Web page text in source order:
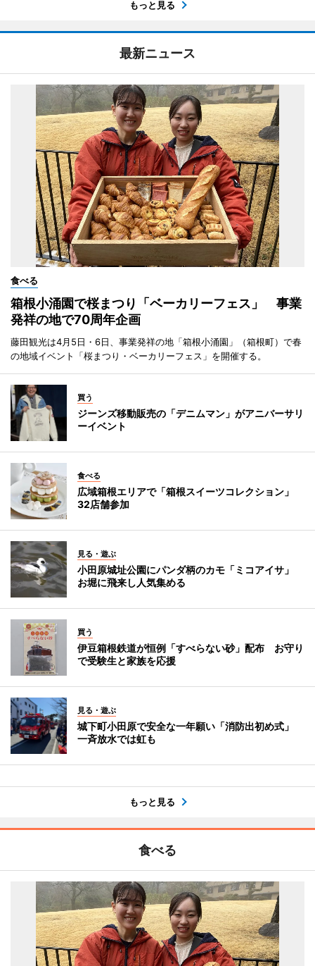
もっと見る
最新ニュース
食べる
箱根小涌園で桜まつり「ベーカリーフェス」 事業
発祥の地で70周年企画
藤田観光は4月5日・6日、事業発祥の地「箱根小涌園」（箱根町）で春
の地域イベント「桜まつり・ベーカリーフェス」を開催する。
買う
ジーンズ移動販売の「デニムマン」がアニバーサリ
ーイベント
食べる
広域箱根エリアで「箱根スイーツコレクション」
32店舗参加
見る・遊ぶ
小田原城址公園にパンダ柄のカモ「ミコアイサ」
お堀に飛来し人気集める
買う
伊豆箱根鉄道が恒例「すべらない砂」配布 お守り
で受験生と家族を応援
見る・遊ぶ
城下町小田原で安全な一年願い「消防出初め式」
一斉放水では虹も
もっと見る
食べる